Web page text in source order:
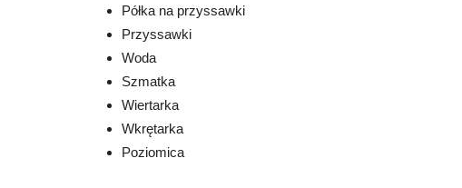
Półka na przyssawki
Przyssawki
Woda
Szmatka
Wiertarka
Wkrętarka
Poziomica